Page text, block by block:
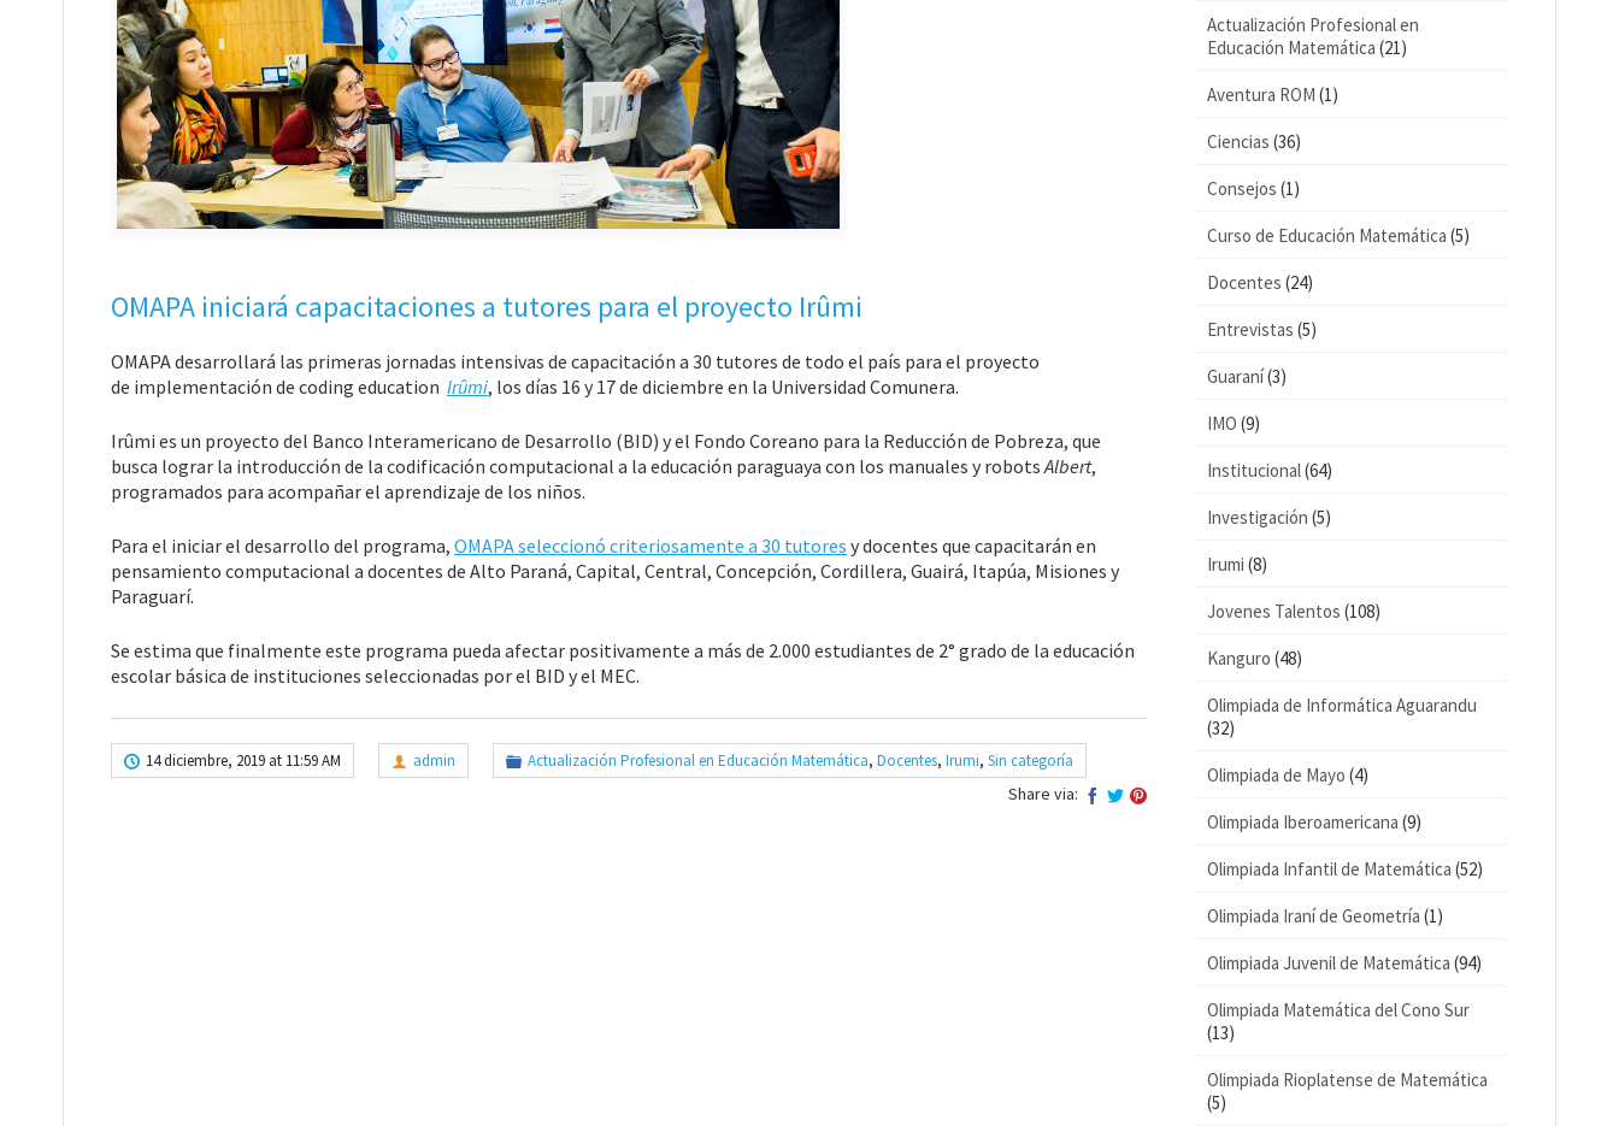
OMAPA iniciará capacitaciones a tutores para el proyecto Irûmi
OMAPA desarrollará las primeras jornadas intensivas de capacitación a 30 tutores de todo el país para el proyecto
de implementación de coding education Irûmi, los días 16 y 17 de diciembre en la Universidad Comunera.
Irûmi es un proyecto del Banco Interamericano de Desarrollo (BID) y el Fondo Coreano para la Reducción de Pobreza, que
busca lograr la introducción de la codificación computacional a la educación paraguaya con los manuales y robotsAlbert,
programados para acompañar el aprendizaje de los niños.
Para el iniciar el desarrollo del programa, OMAPA seleccionó criteriosamente a 30 tutores y docentes que capacitarán en
pensamiento computacional a docentes de Alto Paraná, Capital, Central, Concepción, Cordillera, Guairá, Itapúa, Misiones y
Paraguarí.
Se estima que finalmente este programa pueda afectar positivamente a más de 2.000 estudiantes de 2° grado de la educación
escolar básica de instituciones seleccionadas por el BID y el MEC.
14 diciembre, 2019 at 11:59 AM admin Actualización Profesional en Educación Matemática, Docentes, Irumi, Sin categoría
Share via:
Actualización Profesional en
Educación Matemática (21)
Aventura ROM (1)
Ciencias (36)
Consejos (1)
Curso de Educación Matemática (5)
Docentes (24)
Entrevistas (5)
Guaraní(3)
IMO (9)
Institucional(64)
Investigación (5)
Irumi (8)
Jovenes Talentos (108)
Kanguro (48)
Olimpiada de Informática Aguarandu
(32)
Olimpiada de Mayo (4)
Olimpiada Iberoamericana (9)
Olimpiada Infantil de Matemática (52)
Olimpiada Iraní de Geometría (1)
Olimpiada Juvenil de Matemática (94)
Olimpiada Matemática del Cono Sur
(13)
Olimpiada Rioplatense de Matemática
(5)